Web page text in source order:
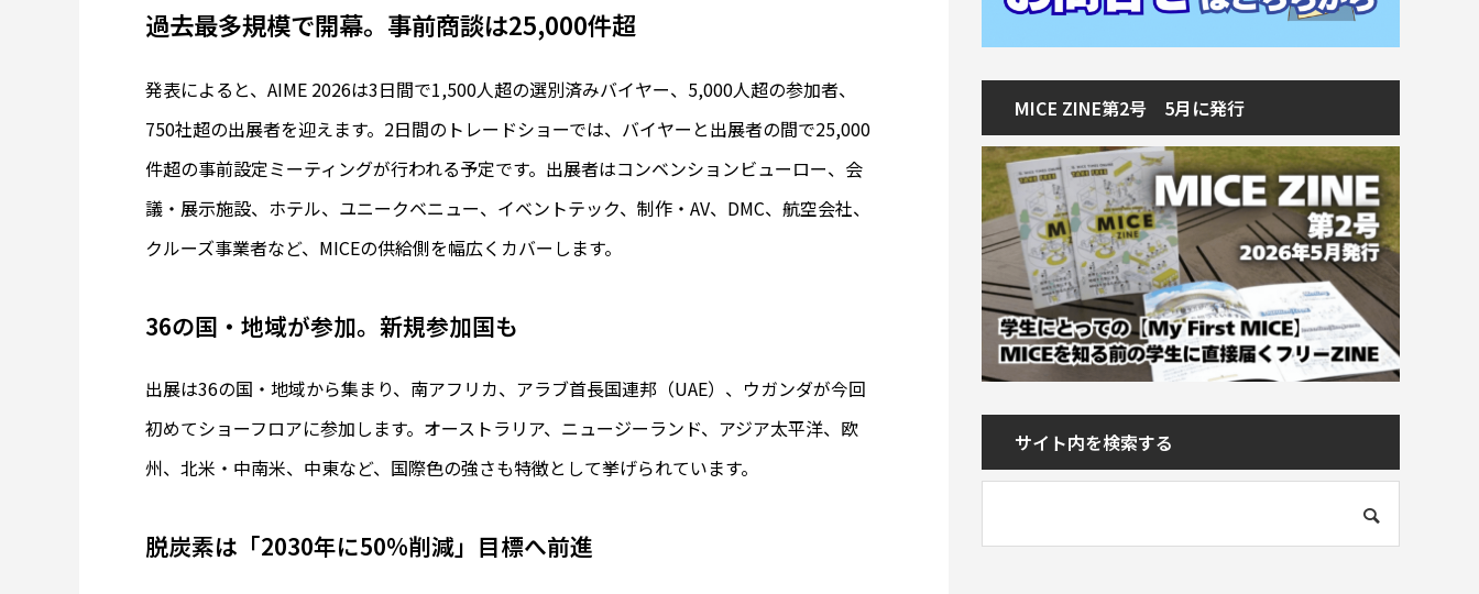
過去最多規模で開幕。事前商談は25,000件超
発表によると、AIME 2026は3日間で1,500人超の選別済みバイヤー、5,000人超の参加者、
750社超の出展者を迎えます。2日間のトレードショーでは、バイヤーと出展者の間で25,000
件超の事前設定ミーティングが行われる予定です。出展者はコンベンションビューロー、会
議・展示施設、ホテル、ユニークベニュー、イベントテック、制作・AV、DMC、航空会社、
クルーズ事業者など、MICEの供給側を幅広くカバーします。
36の国・地域が参加。新規参加国も
出展は36の国・地域から集まり、南アフリカ、アラブ首長国連邦（UAE）、ウガンダが今回
初めてショーフロアに参加します。オーストラリア、ニュージーランド、アジア太平洋、欧
州、北米・中南米、中東など、国際色の強さも特徴として挙げられています。
脱炭素は「2030年に50%削減」目標へ前進
MICE ZINE第2号 5月に発行
サイト内を検索する